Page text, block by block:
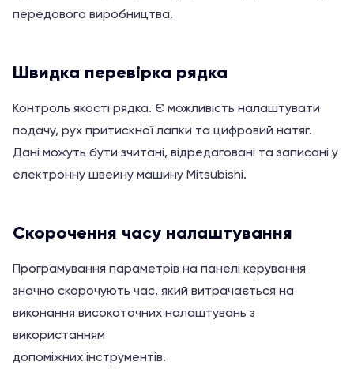
передового виробництва.
Швидка перевірка рядка
Контроль якості рядка. Є можливість налаштувати
подачу, рух притискної лапки та цифровий натяг.
Дані можуть бути зчитані, відредаговані та записані у
електронну швейну машину Mitsubishi.
Скорочення часу налаштування
Програмування параметрів на панелі керування
значно скорочують час, який витрачається на
виконання високоточних налаштувань з
використанням
допоміжних інструментів.